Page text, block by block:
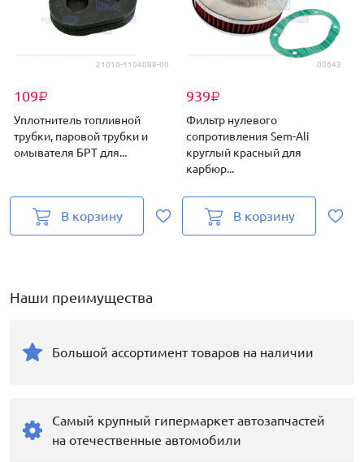
21010-1104089-00
109₽
Уплотнитель топливной
трубки, паровой трубки и
омывателя БРТ для...
В корзину
.00643
939₽
Фильтр нулевого
сопротивления Sem-Ali
круглый красный для
карбюр...
В корзину
Наши преимущества
Большой ассортимент товаров на наличии
Самый крупный гипермаркет автозапчастей
на отечественные автомобили